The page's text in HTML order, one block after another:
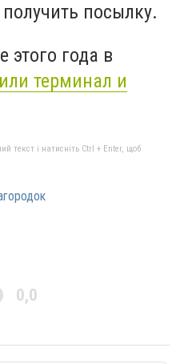
посылку.
года в
терминал и
текст і натисніть Ctrl + Enter, щоб
0,0